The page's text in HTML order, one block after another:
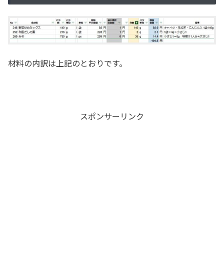
材料の内訳は上記のとおりです。
スポンサーリンク